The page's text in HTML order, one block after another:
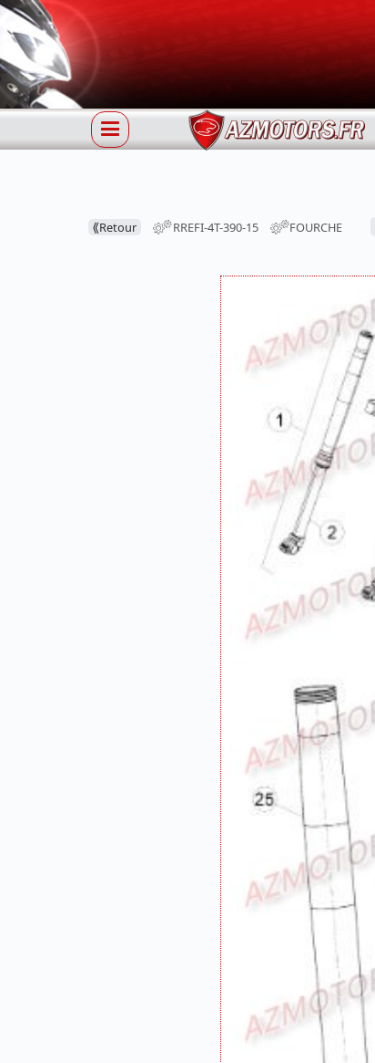
⟪Retour RREFI-4T-390-15 FOURCHE